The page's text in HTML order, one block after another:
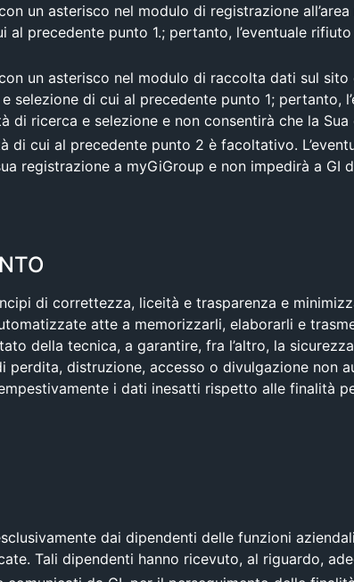
un asterisco nel modulo di registrazione
al precedente punto 1.; pertanto, l’eventuale
un asterisco nel modulo di raccolta dati sul
selezione di cui al precedente punto 1; pertanto,
di ricerca e selezione e non consentirà che la
di cui al precedente punto 2 è facoltativo.
registrazione a myGiGroup e non impedirà a
di correttezza, liceità e trasparenza e
atte a memorizzarli, elaborarli e
della tecnica, a garantire, fra l’altro, la
distruzione, accesso o divulgazione non
i dati inesatti rispetto alle finalità
dai dipendenti delle funzioni
Tali dipendenti hanno ricevuto, al riguardo,